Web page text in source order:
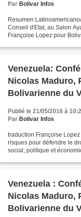
Par Bolivar Infos
Resumen
Conseil d'Etat, au Salon
Françoise Lopez pour
Venezuela:
Nicolas Maduro,
Bolivarienne du
2016
Publié le 21/05/2016 à
Par Bolivar Infos
traduction Françoise
risques pour défendre le
social, politique et
Venezuela :
Nicolas Maduro,
Bolivarienne du